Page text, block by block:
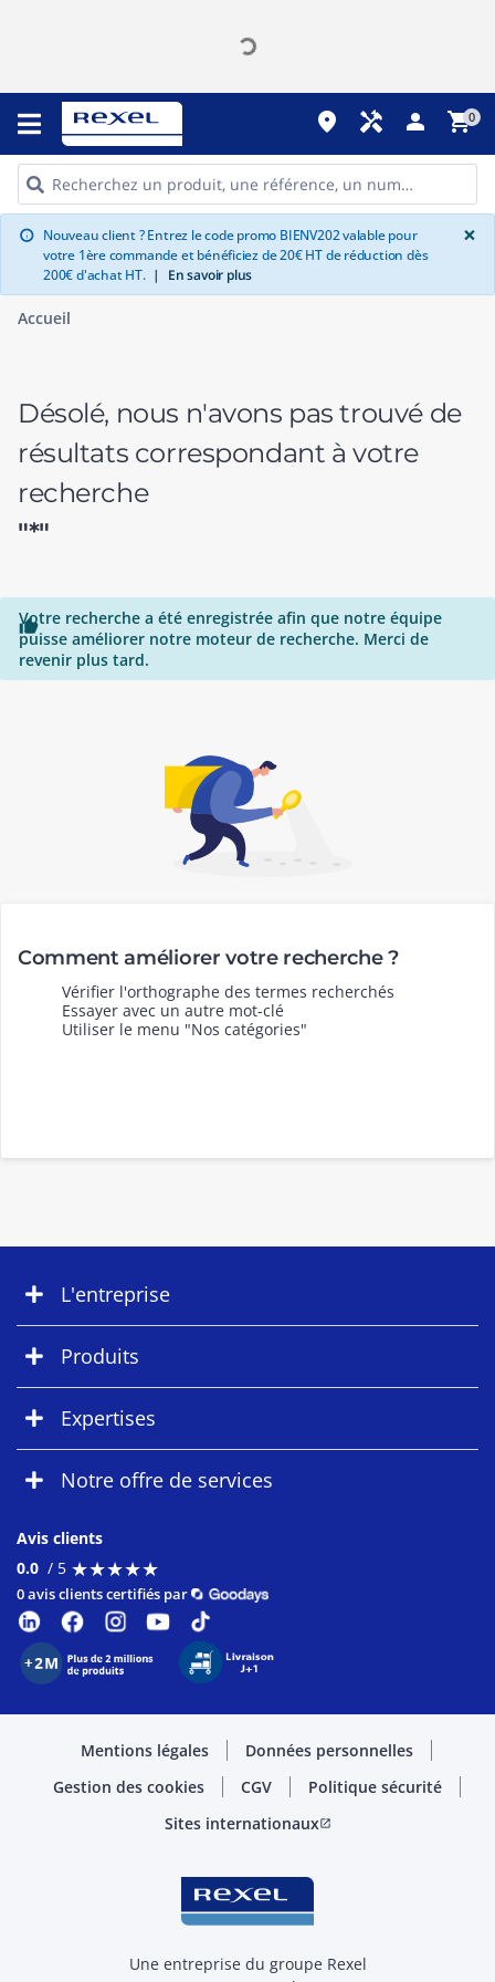
place handyman person shopping_cart0
info Nouveau client ? Entrez le code promo BIENV202 valable pour
votre 1ère commande et bénéficiez de 20€ HT de réduction dès
200€ d'achat HT. | En savoir plus
×
Accueil
Désolé, nous n'avons pas trouvé de
résultats correspondant à votre
recherche
"*"

Votre recherche a été enregistrée afin que notre équipe
puisse améliorer notre moteur de recherche. Merci de
revenir plus tard.
Comment améliorer votre recherche ?
Vérifier l'orthographe des termes recherchés
Essayer avec un autre mot-clé
Utiliser le menu "Nos catégories"
L'entreprise
Produits
Expertises
Notre offre de services
Avis clients
0.0 / 5 ★★★★★
★★★★★
0 avis clients certifiés par
Mentions légales
Données personnelles
Gestion des cookies
CGV
Politique sécurité
Sites internationauxopen_in_new
Une entreprise du groupe Rexel